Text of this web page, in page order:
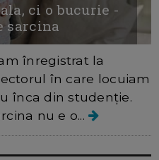
ci o bucurie -
sarcina
înregistrat la
în care locuiam
înca din studenție.
nu e o...